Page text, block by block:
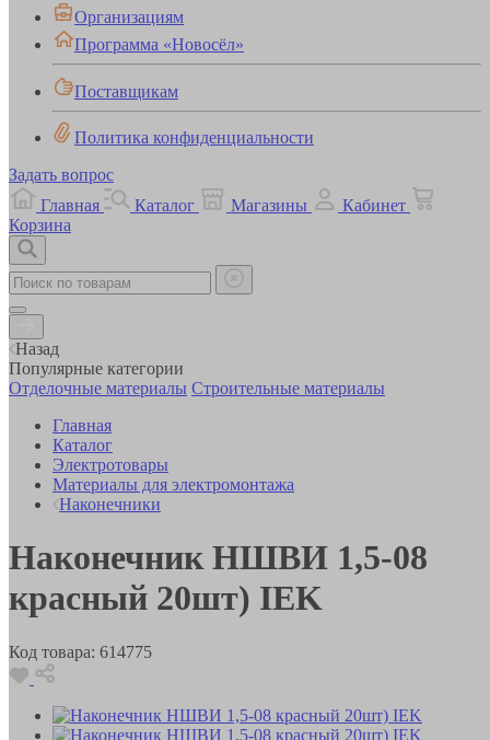
Организациям
Программа «Новосёл»
Поставщикам
Политика конфиденциальности
Задать вопрос
Главная
Каталог Магазины
Кабинет
Корзина
Назад
Популярные категории
Отделочные материалы Строительные материалы
Главная
Каталог
Электротовары
Материалы для электромонтажа
Наконечники
Наконечник НШВИ 1,5-08
красный 20шт) IEK
Код товара: 614775